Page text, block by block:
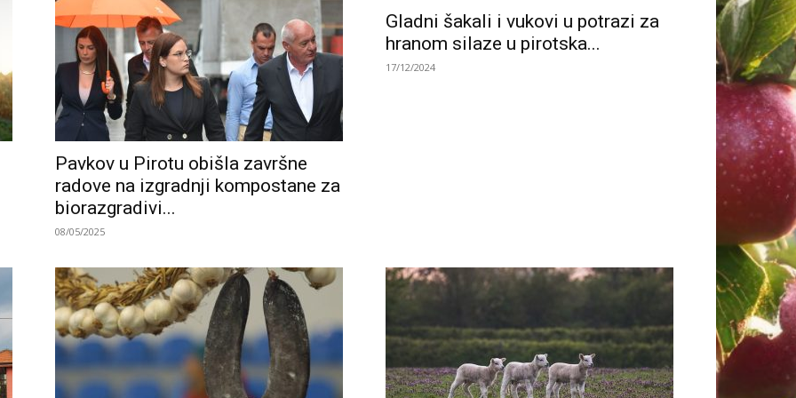
Pavkov u Pirotu obišla završne
radove na izgradnji kompostane za
biorazgradivi...
08/05/2025
Gladni šakali i vukovi u potrazi za
hranom silaze u pirotska...
17/12/2024